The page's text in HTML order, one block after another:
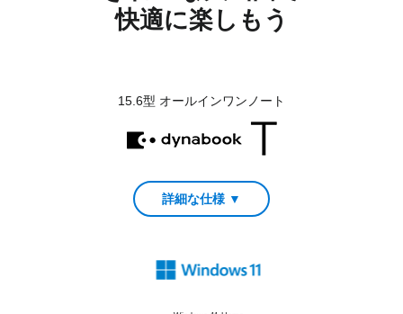
快適に楽しもう
15.6型 オールインワンノート
詳細な仕様 ▼